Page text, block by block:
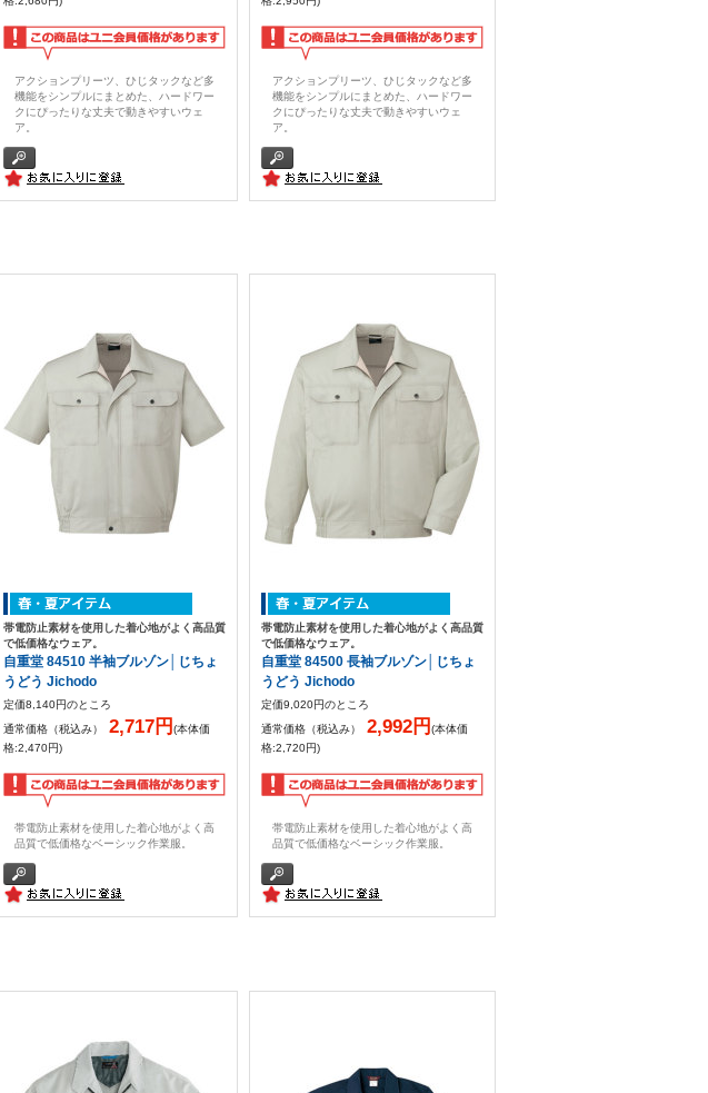
アクションプリーツ、ひじタックなど多
機能をシンプルにまとめた、ハードワー
クにぴったりな丈夫で動きやすいウェ
ア。
アクションプリーツ、ひじタックなど多
機能をシンプルにまとめた、ハードワー
クにぴったりな丈夫で動きやすいウェ
ア。
帯電防止素材を使用した着心地がよく高品質
で低価格なウェア。
自重堂 84510 半袖ブルゾン│じちょ
うどう Jichodo
定価8,140円のところ
通常価格（税込み）
2,717円(本体価
格:2,470円)
帯電防止素材を使用した着心地がよく高
品質で低価格なベーシック作業服。
帯電防止素材を使用した着心地がよく高品質
で低価格なウェア。
自重堂 84500 長袖ブルゾン│じちょ
うどう Jichodo
定価9,020円のところ
通常価格（税込み）
2,992円(本体価
格:2,720円)
帯電防止素材を使用した着心地がよく高
品質で低価格なベーシック作業服。